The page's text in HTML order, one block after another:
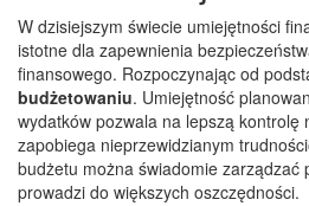
W dzisiejszym świecie umiejętności
istotne dla zapewnienia
finansowego. Rozpoczynając od
budżetowaniu. Umiejętność
wydatków pozwala na lepszą kontrolę
zapobiega nieprzewidzianym
budżetu można świadomie zarządzać
prowadzi do większych oszczędności.